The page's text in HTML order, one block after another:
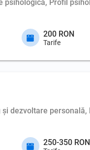
psihologică, Profil
200 RON
Tarife
dezvoltare personală,
250-350 RON